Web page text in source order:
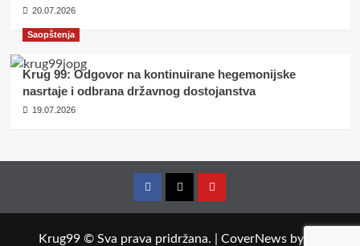
20.07.2026
Saopštenja
Krug 99: Odgovor na kontinuirane hegemonijske
nasrtaje i odbrana državnog dostojanstva
19.07.2026
FacebookTwitterYouTube
Krug99 © Sva prava pridržana. CoverNewsby AF